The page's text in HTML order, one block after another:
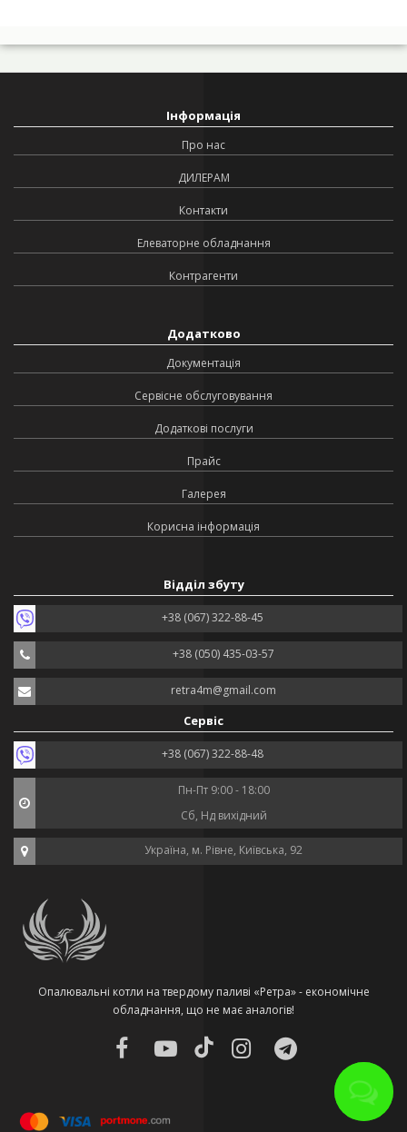
Інформація
Про нас
ДИЛЕРАМ
Контакти
Елеваторне обладнання
Контрагенти
Додатково
Документація
Сервісне обслуговування
Додаткові послуги
Прайс
Галерея
Корисна інформація
Відділ збуту
+38 (067) 322-88-45
+38 (050) 435-03-57
retra4m@gmail.com
Сервіс
+38 (067) 322-88-48
Пн-Пт 9:00 - 18:00
Сб, Нд вихідний
Україна, м. Рівне, Київська, 92
Опалювальні котли на твердому паливі «Ретра» - економічне
обладнання, що не має аналогів!